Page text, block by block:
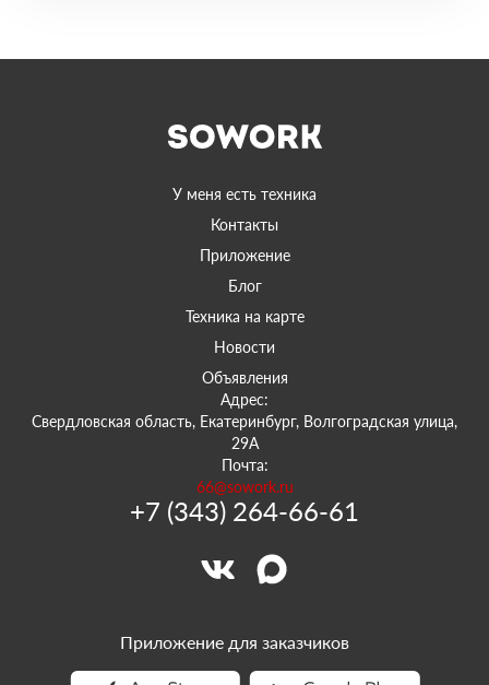
У меня есть техника
Контакты
Приложение
Блог
Техника на карте
Новости
Объявления
Адрес:
Свердловская область, Екатеринбург, Волгоградская улица,
29А
Почта:
66@sowork.ru
+7 (343) 264-66-61
Приложение для заказчиков